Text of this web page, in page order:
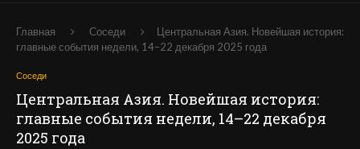
Главная Соседи
Центральная Азия. Новейшая история:
главные события недели, 14–22 декабря 2025 года
Соседи
Центральная Азия. Новейшая история:
главные события недели, 14–22 декабря
2025 года